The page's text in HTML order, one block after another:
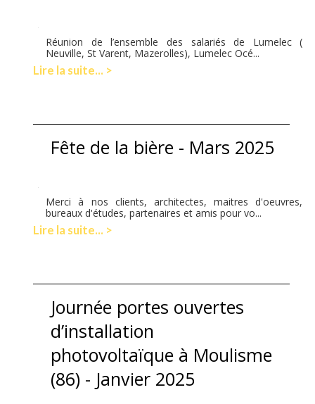
Réunion de l’ensemble des salariés de Lumelec (
Neuville, St Varent, Mazerolles), Lumelec Océ...
Lire la suite... >
Fête de la bière - Mars 2025
Merci à nos clients, architectes, maitres d'oeuvres,
bureaux d'études, partenaires et amis pour vo...
Lire la suite... >
Journée portes ouvertes
d’installation
photovoltaïque à Moulisme
(86) - Janvier 2025